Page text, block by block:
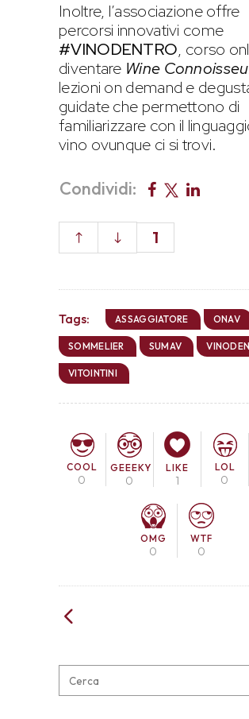
Inoltre, l’associazione offre
percorsi innovativi come
#VINODENTRO, corso
diventare Wine
lezioni on demand e
guidate che permettono di
familiarizzare con il
vino ovunque ci si trovi.
Condividi:
1
Tags: ASSAGGIATORE ONAV
SOMMELIER SUMAV
VITOINTINI
COOL
0
GEEEKY
0
LIKE
1
LOL
0
OMG
0
WTF
0